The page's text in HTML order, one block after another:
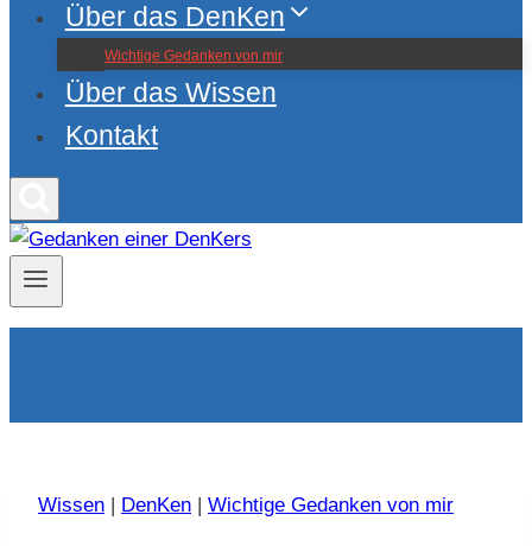
Über das DenKen
Wichtige Gedanken von mir
Über das Wissen
Kontakt
Wissen DenKen Wichtige Gedanken von mir